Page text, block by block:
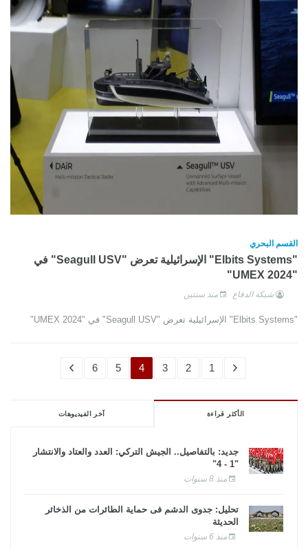
القسم البحري
"Elbits Systems" الإسرائيلية تعرض "Seagull USV" في
"UMEX 2024"
شبكة الدفاع منذ سنتين
"Elbits Systems" الإسرائيلية تعرض "Seagull USV" في "UMEX 2024"
1
2
3
4
5
6
الأكثر قراءة آخر الفيديوهات
جديد: بالتفاصيل.. الجيش التركي: العدد والعتاد والانتشار
"1 - 4"
منذ 8 سنوات
تحليل: جدوى الدشم فى حماية الطائرات من الذخائر
الحديثة
منذ 6 سنوات